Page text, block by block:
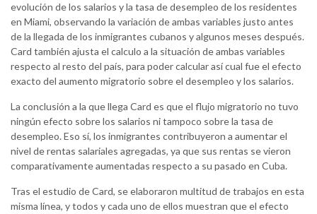
evolución de los salarios y la tasa de desempleo de los residentes
en Miami, observando la variación de ambas variables justo antes
de la llegada de los inmigrantes cubanos y algunos meses después.
Card también ajusta el calculo a la situación de ambas variables
respecto al resto del país, para poder calcular así cual fue el efecto
exacto del aumento migratorio sobre el desempleo y los salarios.
La conclusión a la que llega Card es que el flujo migratorio no tuvo
ningún efecto sobre los salarios ni tampoco sobre la tasa de
desempleo. Eso sí, los inmigrantes contribuyeron a aumentar el
nivel de rentas salariales agregadas, ya que sus rentas se vieron
comparativamente aumentadas respecto a su pasado en Cuba.
Tras el estudio de Card, se elaboraron multitud de trabajos en esta
misma línea, y todos y cada uno de ellos muestran que el efecto